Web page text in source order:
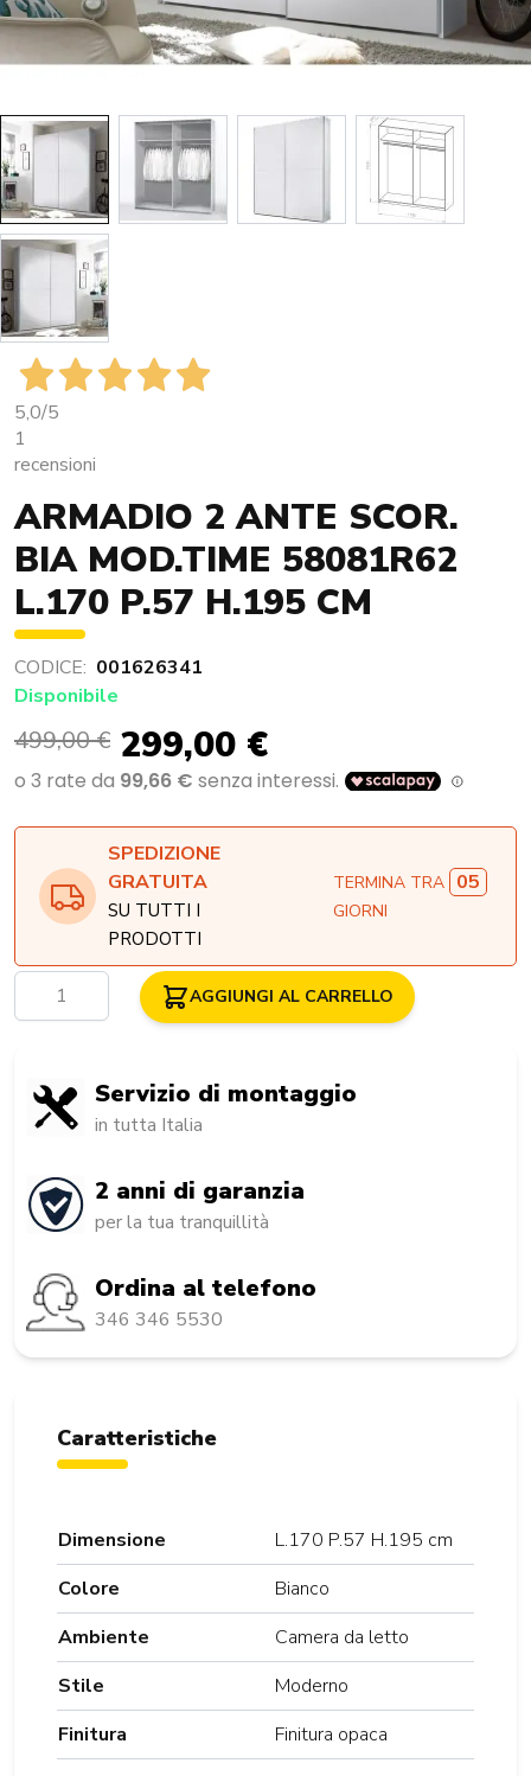
5,0/5
1
recensioni
ARMADIO 2 ANTE SCOR.
BIA MOD.TIME 58081R62
L.170 P.57 H.195 CM
CODICE: 001626341
Disponibile
499,00 € 299,00 €
SPEDIZIONE
GRATUITA
SU TUTTI I
PRODOTTI
TERMINA TRA 05
GIORNI
Quantità AGGIUNGI AL CARRELLO
Servizio di montaggio
in tutta Italia
2 anni di garanzia
per la tua tranquillità
Ordina al telefono
346 346 5530
Caratteristiche
Dimensione
L.170 P.57 H.195 cm
Colore
Bianco
Ambiente
Camera da letto
Stile
Moderno
Finitura
Finitura opaca